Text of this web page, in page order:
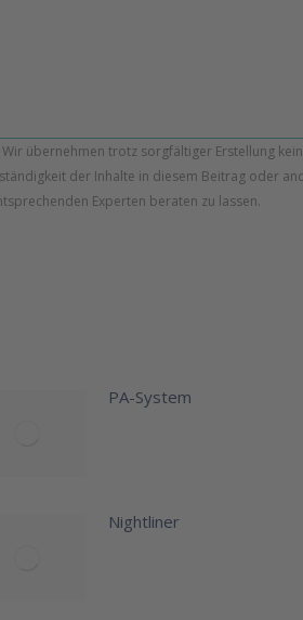
übernehmen trotz sorgfältiger Erstellung
der Inhalte in diesem Beitrag oder
Experten beraten zu lassen.
PA-System
Nightliner